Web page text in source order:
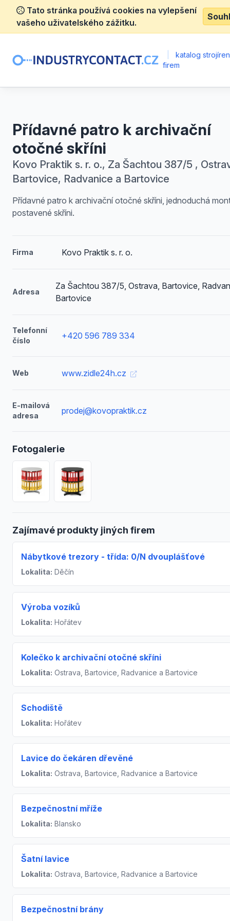
Tato stránka používá cookies na vylepšení
vašeho uživatelského zážitku.
katalog
firem
Přídavné patro k archivační
otočné skříni
Kovo Praktik s. r. o., Za Šachtou 387/5 ,
Bartovice, Radvanice a Bartovice
Přídavné patro k archivační otočné skříni, jednoduchá
postavené skříni.
Firma Kovo Praktik s. r. o.
Adresa
Za Šachtou 387/5, Ostrava, Bartovice,
Bartovice
Telefonní
číslo
+420 596 789 334
Web www.zidle24h.cz
E-mailová
adresa
prodej@kovopraktik.cz
Fotogalerie
Zajímavé produkty jiných firem
Nábytkové trezory - třída: 0/N dvouplášťové
Lokalita: Děčín
Výroba vozíků
Lokalita: Hořátev
Kolečko k archivační otočné skříni
Lokalita: Ostrava, Bartovice, Radvanice a Bartovice
Schodiště
Lokalita: Hořátev
Lavice do čekáren dřevěné
Lokalita: Ostrava, Bartovice, Radvanice a Bartovice
Bezpečnostní mříže
Lokalita: Blansko
Šatní lavice
Lokalita: Ostrava, Bartovice, Radvanice a Bartovice
Bezpečnostní brány